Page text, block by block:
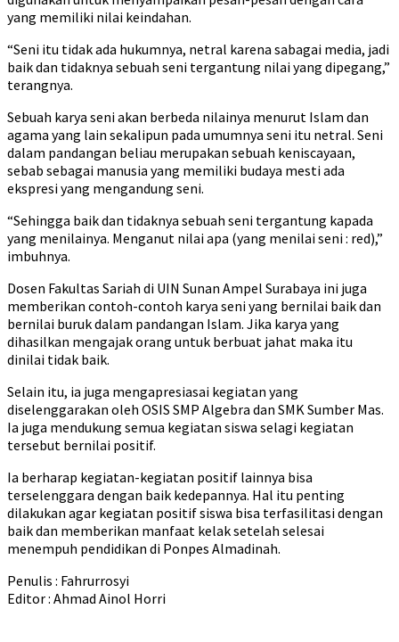
yang memiliki nilai keindahan.
“Seni itu tidak ada hukumnya, netral karena sabagai media, jadi
baik dan tidaknya sebuah seni tergantung nilai yang dipegang,”
terangnya.
Sebuah karya seni akan berbeda nilainya menurut Islam dan
agama yang lain sekalipun pada umumnya seni itu netral. Seni
dalam pandangan beliau merupakan sebuah keniscayaan,
sebab sebagai manusia yang memiliki budaya mesti ada
ekspresi yang mengandung seni.
“Sehingga baik dan tidaknya sebuah seni tergantung kapada
yang menilainya. Menganut nilai apa (yang menilai seni : red),”
imbuhnya.
Dosen Fakultas Sariah di UIN Sunan Ampel Surabaya ini juga
memberikan contoh-contoh karya seni yang bernilai baik dan
bernilai buruk dalam pandangan Islam. Jika karya yang
dihasilkan mengajak orang untuk berbuat jahat maka itu
dinilai tidak baik.
Selain itu, ia juga mengapresiasai kegiatan yang
diselenggarakan oleh OSIS SMP Algebra dan SMK Sumber Mas.
Ia juga mendukung semua kegiatan siswa selagi kegiatan
tersebut bernilai positif.
Ia berharap kegiatan-kegiatan positif lainnya bisa
terselenggara dengan baik kedepannya. Hal itu penting
dilakukan agar kegiatan positif siswa bisa terfasilitasi dengan
baik dan memberikan manfaat kelak setelah selesai
menempuh pendidikan di Ponpes Almadinah.
Penulis : Fahrurrosyi
Editor : Ahmad Ainol Horri